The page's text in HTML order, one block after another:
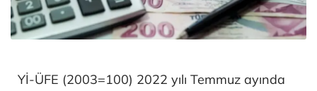
Yİ-ÜFE (2003=100) 2022 yılı Temmuz ayında